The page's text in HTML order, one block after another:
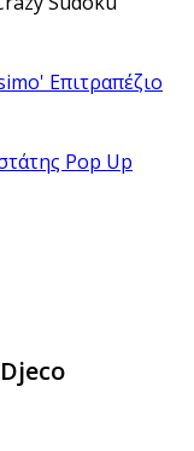
Επιτραπέζιο
Pop Up